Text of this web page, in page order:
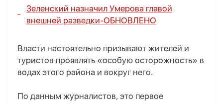
Зеленский назначил Умерова главой
внешней разведки-ОБНОВЛЕНО
Власти настоятельно призывают жителей и
туристов проявлять «особую осторожность» в
водах этого района и вокруг него.
По данным журналистов, это первое